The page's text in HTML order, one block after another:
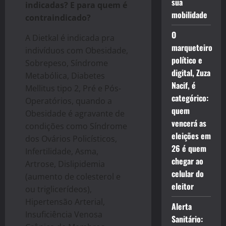
indicadas? E para quem é
contraindicado?
A Dietkal é indicada pra
indivíduos com Obesidade,
Sobrepeso, Síndrome
Metabólica, Diabetes
Mellitus tipo 2, Pré e Pós-
Operatórios, quando a
Obesidade é agravante de
condições como Síndrome
dos Ovários Policísticos,
Infertilidade, Asma,
Artrose, Dislipidemia
(aumento de colesterol e
ou triglicerídeos),
Hipertensão Arterial,
Insuficiência Venosa
mobilidade
O
marqueteiro
político e
digital, Zuza
Nacif, é
categórico:
quem
vencerá as
eleições em
26 é quem
chegar ao
celular do
eleitor
Alerta
Sanitário: